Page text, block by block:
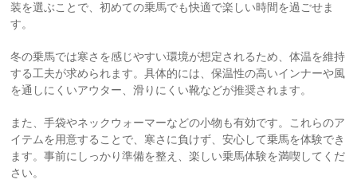
装を選ぶことで、初めての乗馬でも快適で楽しい時間を過ごせま
す。
冬の乗馬では寒さを感じやすい環境が想定されるため、体温を維持
する工夫が求められます。具体的には、保温性の高いインナーや風
を通しにくいアウター、滑りにくい靴などが推奨されます。
また、手袋やネックウォーマーなどの小物も有効です。これらのア
イテムを用意することで、寒さに負けず、安心して乗馬を体験でき
ます。事前にしっかり準備を整え、楽しい乗馬体験を満喫してくだ
さい。